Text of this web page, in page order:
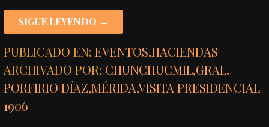
SIGUE LEYENDO →
PUBLICADO EN:EVENTOS,HACIENDAS
ARCHIVADO POR: CHUNCHUCMIL,GRAL.
PORFIRIO DÍAZ,MÉRIDA,VISITA PRESIDENCIAL
1906